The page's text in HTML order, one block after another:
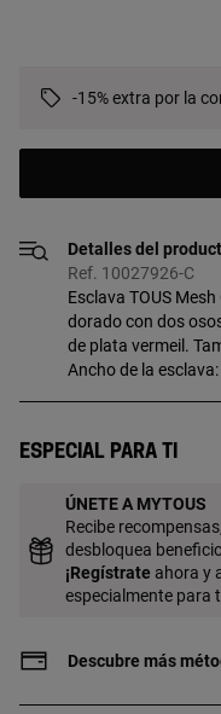
-15% extra por la
Detalles del
Ref. 10027926-C
Esclava TOUS
dorado con dos
de plata vermeil.
Ancho de la
otro metal entre
Especial para ti
ÚNETE A MYTOUS
Recibe
desbloquea
¡Regístrate ahora y
especialmente para
Descubre más